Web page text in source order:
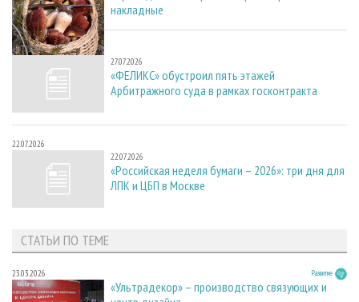
накладные
27.07.2026
27.07.2026
«ФЕЛИКС» обустроил пять этажей
Арбитражного суда в рамках госконтракта
22.07.2026
22.07.2026
«Российская неделя бумаги – 2026»: три дня для
ЛПК и ЦБП в Москве
СТАТЬИ ПО ТЕМЕ
23.03.2026 Развитие
«Ультрадекор» – производство связующих и